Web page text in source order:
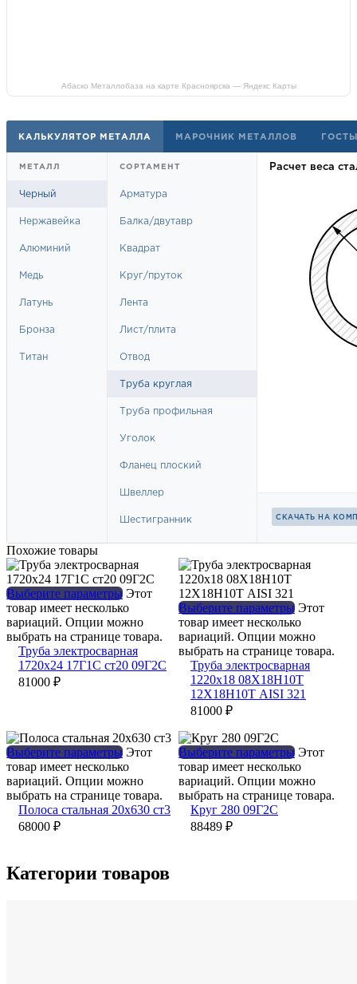
Абаско Металлобаза на карте Красноярска — Яндекс Карты
Похожие товары
Выберите параметры Этот
товар имеет несколько
вариаций. Опции можно
выбрать на странице товара.
Труба электросварная
1720х24 17Г1С ст20 09Г2С
81000 ₽
Выберите параметры Этот
товар имеет несколько
вариаций. Опции можно
выбрать на странице товара.
Труба электросварная
1220х18 08Х18Н10Т
12Х18Н10Т AISI 321
81000 ₽
Выберите параметры Этот
товар имеет несколько
вариаций. Опции можно
выбрать на странице товара.
Полоса стальная 20х630 ст3
68000 ₽
Выберите параметры Этот
товар имеет несколько
вариаций. Опции можно
выбрать на странице товара.
Круг 280 09Г2С
88489 ₽
Категории товаров